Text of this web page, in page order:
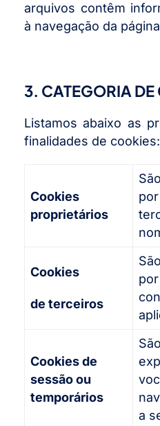
arquivos contêm
à navegação da
3. CATEGORIA
Listamos abaixo as
finalidades de cookies:
Cookies
proprietários
Cookies
de terceiros
Cookies de
sessão ou
temporários
a